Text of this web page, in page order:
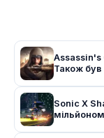
Assassin's
Також
Sonic X